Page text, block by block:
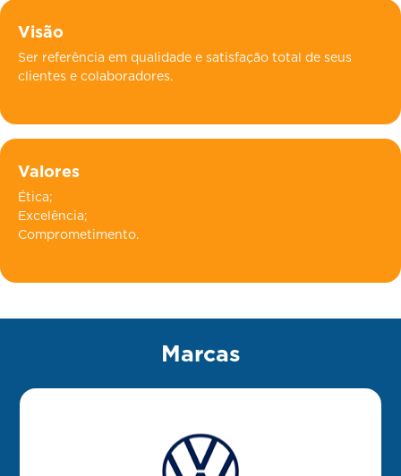
Visão
Ser referência em qualidade e satisfação total de seus
clientes e colaboradores.
Valores
Ética;
Excelência;
Comprometimento.
Marcas